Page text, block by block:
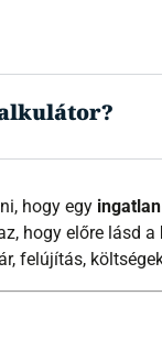
hogy egy
hogy előre lásd a
felújítás,